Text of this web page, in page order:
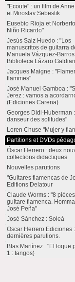
"Ecoute" : un film de
et Miroslav Sebestik
Eusebio Rioja et
Niño Ricardo"
Jesús Saiz Huedo : "Los
manuscritos de guitarra
Manuela Vázquez-
Biblioteca Lázaro
Jacques Maigne :
flammes"
José Manuel Gamboa :
Jerez : vamos a
(Ediciones Carena)
Georges Didi-Huberman
danseur des solitudes"
Loren Chuse "Mujer y
Partitions et DVDs
Óscar Herrero : deux
collections didactiques
Nouvelles parutions
"Guitares flamencas de
Editions Delatour
Claude Worms : "8
guitare flamenca.
José Peña"
José Sánchez : Soleá
Oscar Herrero Ediciones :
dernières parutions.
Blas Martínez : "El toque
1 : tangos)